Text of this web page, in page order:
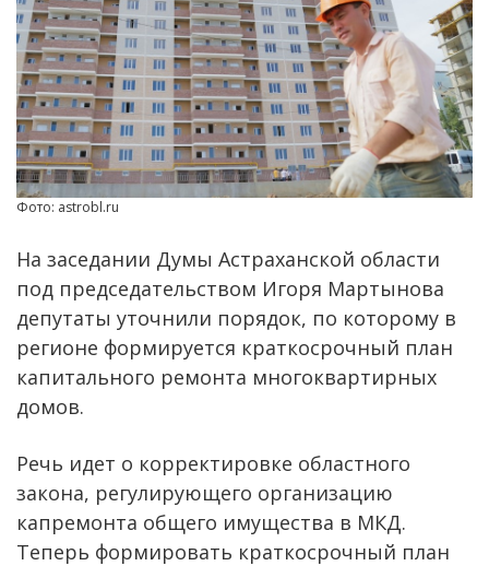
Фото: astrobl.ru
На заседании Думы Астраханской области
под председательством Игоря Мартынова
депутаты уточнили порядок, по которому в
регионе формируется краткосрочный план
капитального ремонта многоквартирных
домов.
Речь идет о корректировке областного
закона, регулирующего организацию
капремонта общего имущества в МКД.
Теперь формировать краткосрочный план